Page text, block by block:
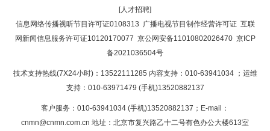
返回首页
[人才招聘]
信息网络传播视听节目许可证0108313 广播电视节目制作经营许可证 互联
网新闻信息服务许可证10120170077 京公网安备11010802026470 京ICP
备2021036504号
技术支持热线(7X24小时)：13522111285 内容支持：010-63941034 ；运维
支持：010-63971479 (手机)13520882137
客户服务：010-63941034 (手机)13520882137；E-mail：
cnmn@cnmn.com.cn 地址：北京市复兴路乙十二号有色办公大楼613室